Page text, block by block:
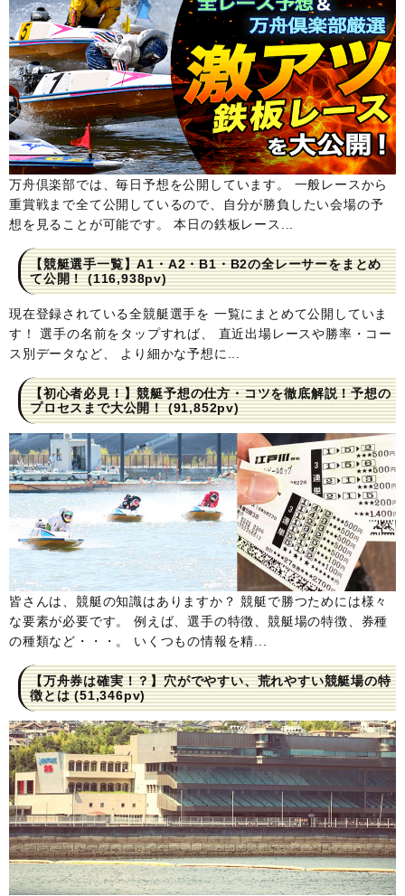
万舟倶楽部では、毎日予想を公開しています。 一般レースから
重賞戦まで全て公開しているので、自分が勝負したい会場の予
想を見ることが可能です。 本日の鉄板レース...
【競艇選手一覧】A1・A2・B1・B2の全レーサーをまとめ
て公開！(116,938pv)
現在登録されている全競艇選手を 一覧にまとめて公開していま
す！ 選手の名前をタップすれば、 直近出場レースや勝率・コー
ス別データなど、 より細かな予想に...
【初心者必見！】競艇予想の仕方・コツを徹底解説！予想の
プロセスまで大公開！(91,852pv)
皆さんは、競艇の知識はありますか？ 競艇で勝つためには様々
な要素が必要です。 例えば、選手の特徴、競艇場の特徴、券種
の種類など・・・。 いくつもの情報を精...
【万舟券は確実！？】穴がでやすい、荒れやすい競艇場の特
徴とは(51,346pv)